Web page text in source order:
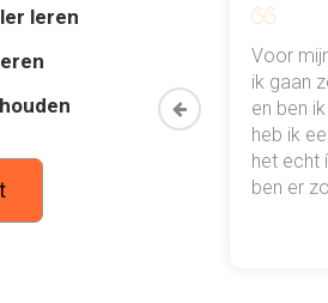
behalen.
voor invoering van
leren
mn
een heel
gewoon
Voor
ik gaan
en ben
heb ik
het echt
ben er